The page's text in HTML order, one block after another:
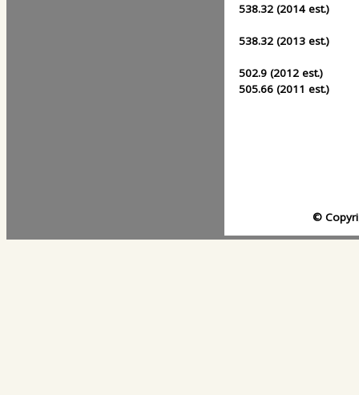
538.32 (2014 est.)
538.32 (2013 est.)
502.9 (2012 est.)
505.66 (2011 est.)
©